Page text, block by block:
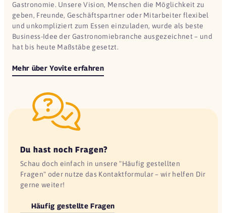
Gastronomie. Unsere Vision, Menschen die Möglichkeit zu
geben, Freunde, Geschäftspartner oder Mitarbeiter flexibel
und unkompliziert zum Essen einzuladen, wurde als beste
Business-Idee der Gastronomiebranche ausgezeichnet – und
hat bis heute Maßstäbe gesetzt.
Mehr über Yovite erfahren
Du hast noch Fragen?
Schau doch einfach in unsere "Häufig gestellten
Fragen" oder nutze das Kontaktformular – wir helfen Dir
gerne weiter!
Häufig gestellte Fragen